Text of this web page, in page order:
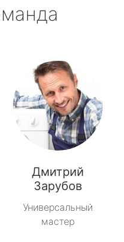
Дмитрий
Зарубов
Универсальный
мастер